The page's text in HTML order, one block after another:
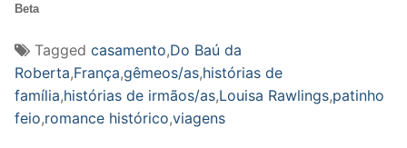
Beta
Tagged casamento,Do Baú da
Roberta,França,gêmeos/as,histórias de
família,histórias de irmãos/as,Louisa Rawlings,patinho
feio,romance histórico,viagens